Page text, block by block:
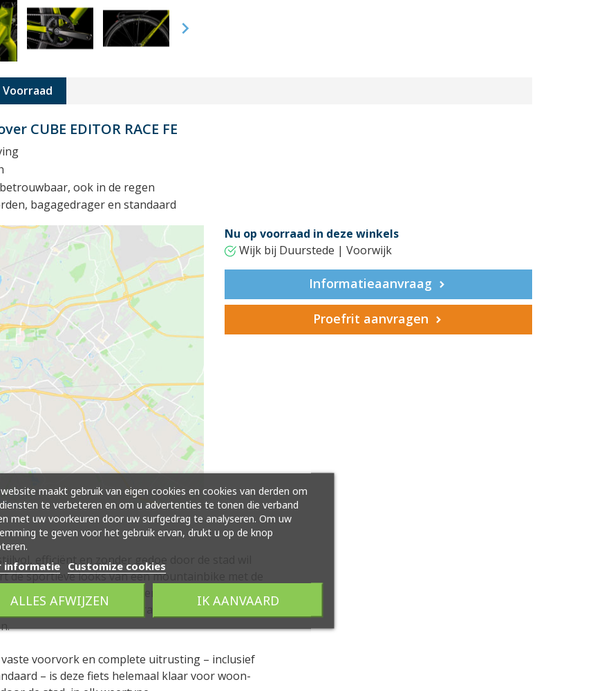

Voorraad
CUBE EDITOR RACE FE
ook in de regen
bagagedrager en standaard
Nu op voorraad in deze winkels
Wijk bij Duurstede | Voorwijk
Informatieaanvraag
Proefrit aanvragen
efficiënt en zonder gedoe door de stad wil
de sportieve looks van een mountainbike met de
gebruik. Denk aan een Gates CDX
en krachtige hydraulische schijfremmen
voorvork en complete uitrusting – inclusief
– is deze fiets helemaal klaar voor woon-
maakt gebruik van eigen cookies en cookies van derden om
te verbeteren en om u advertenties te tonen die verband
met uw voorkeuren door uw surfgedrag te analyseren. Om uw
te geven voor het gebruik ervan, drukt u op de knop
informatie Customize cookies
ALLES AFWIJZEN IK AANVAARD